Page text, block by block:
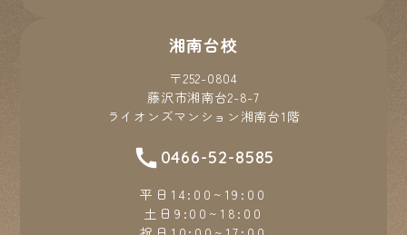
湘南台校
〒252-0804
藤沢市湘南台2-8-7
ライオンズマンション湘南台1階
0466-52-8585
平日14:00~19:00
土日9:00~18:00